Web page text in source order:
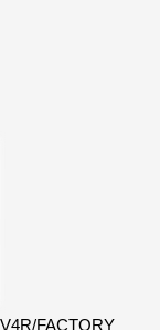
FACTORY